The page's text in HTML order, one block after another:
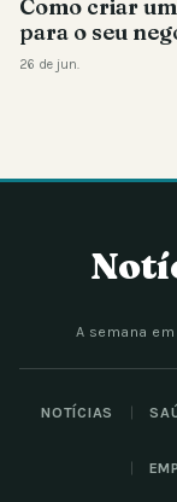
Como criar
para o seu
26 de jun.
A semana
NOTÍCIAS